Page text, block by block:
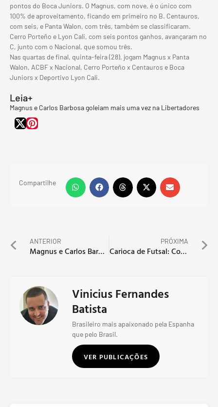
pontos do Boca Juniors. O Magnus, com nove, é o único com
100% de aproveitamento, ficando em primeiro no B. Centauros,
com seis, e Panta Walon, com três, também se classificaram.
Cerro Porteño e Lyon Cali, com seis pontos ganhos, avançaram no
C, junto com o Nacional, que somou três.
Nas quartas de final, quinta-feira (28), jogam Magnus x Panta
Walon, ACBF x Nacional, Cerro Porteño x Centauros e Boca
Juniors x Deportivo Lyon Cali.
Leia+
Magnus e Carlos Barbosa goleiam mais uma vez na Libertadores
Compartilhe
ANTERIOR
Magnus e Carlos Barbosa goleiam mais uma vez na Libertadores
PRÓXIMA
Carioca de Futsal: Comary tira invencibilidade do Vasco
Vinicius Fernandes
Batista
Brasileiro mais apaixonado pela Espanha
que pelo Brasil.
VER PUBLICAÇÕES